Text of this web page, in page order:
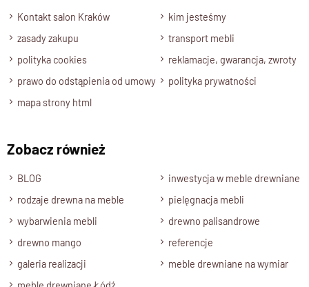
Kontakt salon Kraków
kim jesteśmy
zasady zakupu
transport mebli
polityka cookies
reklamacje, gwarancja, zwroty
prawo do odstąpienia od umowy
polityka prywatności
mapa strony html
Zobacz również
BLOG
inwestycja w meble drewniane
rodzaje drewna na meble
pielęgnacja mebli
wybarwienia mebli
drewno palisandrowe
drewno mango
referencje
galeria realizacji
meble drewniane na wymiar